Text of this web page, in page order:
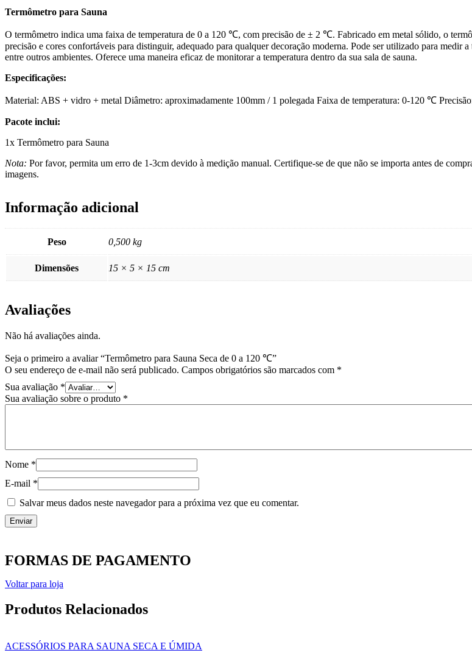
Termômetro para Sauna
O termômetro indica uma faixa de temperatura de 0 a 120 ℃, com precisão de ± 2 ℃. Fabricado em metal sólido, o
precisão e cores confortáveis para distinguir, adequado para qualquer decoração moderna. Pode ser utilizado para medir
entre outros ambientes. Oferece uma maneira eficaz de monitorar a temperatura dentro da sua sala de sauna.
Especificações:
Material: ABS + vidro + metal Diâmetro: aproximadamente 100mm / 1 polegada Faixa de temperatura: 0-120 ℃
Pacote inclui:
1x Termômetro para Sauna
Nota: Por favor, permita um erro de 1-3cm devido à medição manual. Certifique-se de que não se importa antes de
imagens.
Informação adicional
Peso 0,500 kg
Dimensões 15 × 5 × 15 cm
Avaliações
Não há avaliações ainda.
Seja o primeiro a avaliar “Termômetro para Sauna Seca de 0 a 120 ℃”
O seu endereço de e-mail não será publicado. Campos obrigatórios são marcados com *
Sua avaliação *
Sua avaliação sobre o produto *
Nome *
E-mail *
Salvar meus dados neste navegador para a próxima vez que eu comentar.
FORMAS DE PAGAMENTO
Voltar para loja
Produtos Relacionados
ACESSÓRIOS PARA SAUNA SECA E ÚMIDA